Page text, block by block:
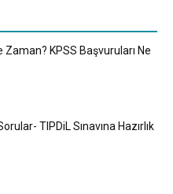
Zaman? KPSS Başvuruları Ne
TIPDiL Sınavına Hazırlık